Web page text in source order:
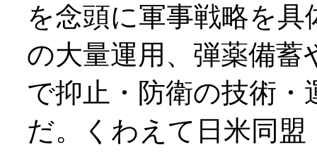
を念頭に軍事戦略を
の大量運用、弾薬備
で抑止・防衛の技術
だ。くわえて日米同